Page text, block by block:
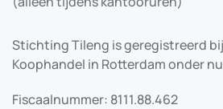
Stichting Tileng is geregistreerd
Koophandel in Rotterdam onder
Fiscaalnummer: 8111.88.462